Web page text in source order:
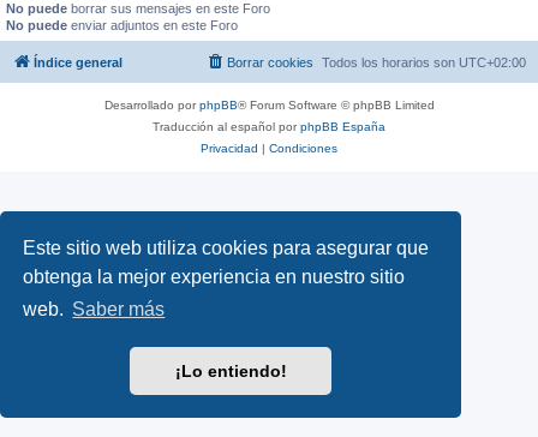
Este sitio web utiliza cookies para asegurar que
obtenga la mejor experiencia en nuestro sitio
web. Saber más
¡Lo entiendo!
No puede borrar sus mensajes en este Foro
No puede enviar adjuntos en este Foro
Índice general Todos los horarios son UTC+02:00
Borrar cookies
Desarrollado porphpBB® Forum Software © phpBB Limited
Traducción al español porphpBB España
Privacidad | Condiciones